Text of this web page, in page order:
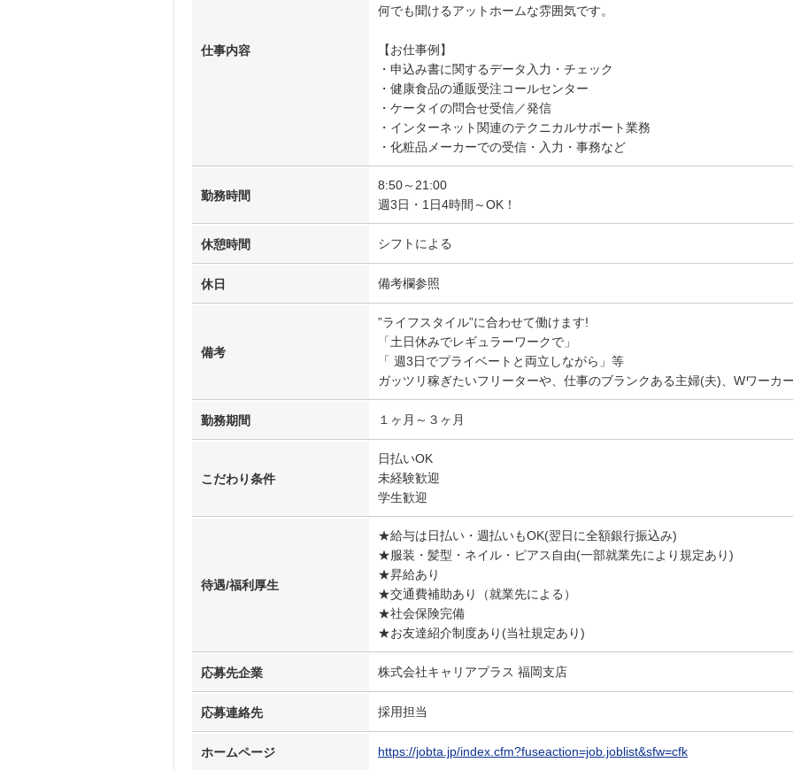
仕事内容
何でも聞けるアットホームな雰囲気です。
【お仕事例】
・申込み書に関するデータ入力・チェック
・健康食品の通販受注コールセンター
・ケータイの問合せ受信／発信
・インターネット関連のテクニカルサポート業務
・化粧品メーカーでの受信・入力・事務など
勤務時間
8:50～21:00
週3日・1日4時間～OK！
休憩時間 シフトによる
休日 備考欄参照
備考
”ライフスタイル”に合わせて働けます!
「土日休みでレギュラーワークで」
「 週3日でプライベートと両立しながら」等
ガッツリ稼ぎたいフリーターや、仕事のブランクある主婦(夫)、Wワーカ
勤務期間 １ヶ月～３ヶ月
こだわり条件
日払いOK
未経験歓迎
学生歓迎
待遇/福利厚生
★給与は日払い・週払いもOK(翌日に全額銀行振込み)
★服装・髪型・ネイル・ピアス自由(一部就業先により規定あり)
★昇給あり
★交通費補助あり（就業先による）
★社会保険完備
★お友達紹介制度あり(当社規定あり)
応募先企業 株式会社キャリアプラス 福岡支店
応募連絡先 採用担当
ホームページ https://jobta.jp/index.cfm?fuseaction=job.joblist&sfw=cfk